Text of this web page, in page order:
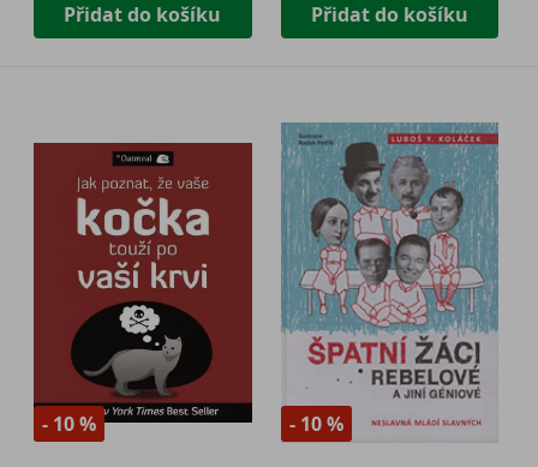
Přidat do košíku Přidat do košíku
- 10 % - 10 %